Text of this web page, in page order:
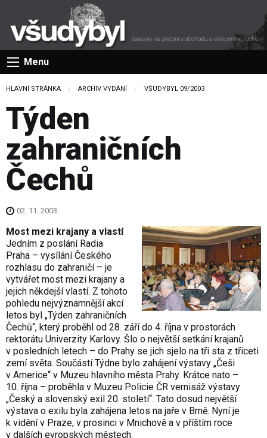
Menu
HLAVNÍ STRÁNKA ARCHIV VYDÁNÍ VŠUDYBYL 09/2003
Týden
zahraničních
Čechů
02. 11. 2003
Most mezi krajany a vlastí
Jedním z poslání Radia
Praha – vysílání Českého
rozhlasu do zahraničí – je
vytvářet most mezi krajany a
jejich někdejší vlastí. Z tohoto
pohledu nejvýznamnější akcí
letos byl „Týden zahraničních
Čechů“, který proběhl od 28. září do 4. října v prostorách
rektorátu Univerzity Karlovy. Šlo o největší setkání krajanů
v posledních letech – do Prahy se jich sjelo na tři sta z třiceti
zemí světa. Součástí Týdne bylo zahájení výstavy „Češi
v Americe“ v Muzeu hlavního města Prahy. Krátce nato –
10. října – proběhla v Muzeu Policie ČR vernisáž výstavy
„Český a slovenský exil 20. století“. Tato dosud největší
výstava o exilu byla zahájena letos na jaře v Brně. Nyní je
k vidění v Praze, v prosinci v Mnichově a v příštím roce
v dalších evropských městech.